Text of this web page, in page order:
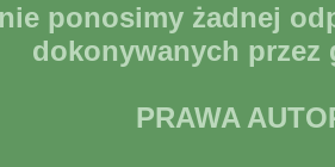
nie ponosimy żadnej
dokonywanych
PRAWA